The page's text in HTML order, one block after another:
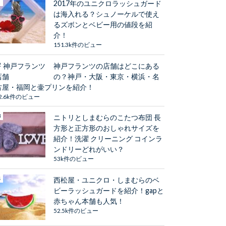
2017年のユニクロラッシュガード
は海入れる？シュノーケルで使え
るズボンとベビー用の値段を紹
介！
151.3k件のビュー
神戸フランツの店舗はどこにある
の？神戸・大阪・東京・横浜・名
屋・福岡と壷プリンを紹介！
件のビュー
ニトリとしまむらのこたつ布団 長
方形と正方形のおしゃれサイズを
紹介！洗濯 クリーニング コインラ
ンドリーどれがいい？
53k件のビュー
西松屋・ユニクロ・しまむらのベ
ビーラッシュガードを紹介！gapと
赤ちゃん本舗も人気！
52.5k件のビュー